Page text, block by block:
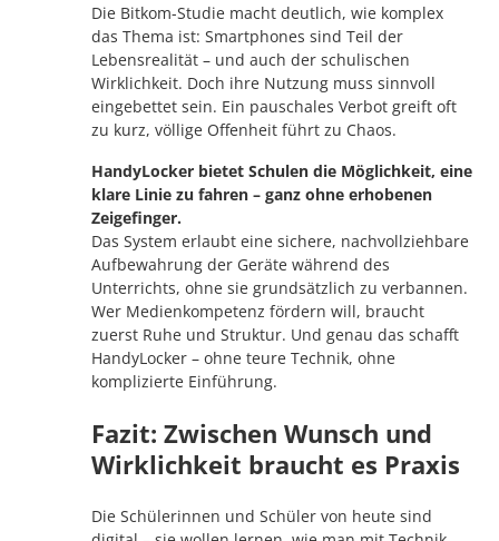
Die Bitkom-Studie macht deutlich, wie komplex
das Thema ist: Smartphones sind Teil der
Lebensrealität – und auch der schulischen
Wirklichkeit. Doch ihre Nutzung muss sinnvoll
eingebettet sein. Ein pauschales Verbot greift oft
zu kurz, völlige Offenheit führt zu Chaos.
HandyLocker bietet Schulen die Möglichkeit, eine
klare Linie zu fahren – ganz ohne erhobenen
Zeigefinger.
Das System erlaubt eine sichere, nachvollziehbare
Aufbewahrung der Geräte während des
Unterrichts, ohne sie grundsätzlich zu verbannen.
Wer Medienkompetenz fördern will, braucht
zuerst Ruhe und Struktur. Und genau das schafft
HandyLocker – ohne teure Technik, ohne
komplizierte Einführung.
Fazit: Zwischen Wunsch und
Wirklichkeit braucht es Praxis
Die Schülerinnen und Schüler von heute sind